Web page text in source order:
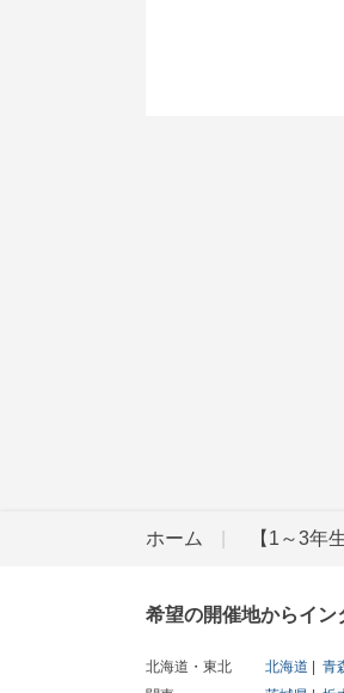
ホーム 【1～3年
希望の開催地からイ
北海道・東北 北海道 青